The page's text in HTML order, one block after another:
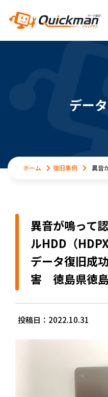
デー
ホーム 復旧事例 異音
異音が鳴って
ルHDD（
データ復旧成
害 徳島県徳
投稿日：2022.10.31